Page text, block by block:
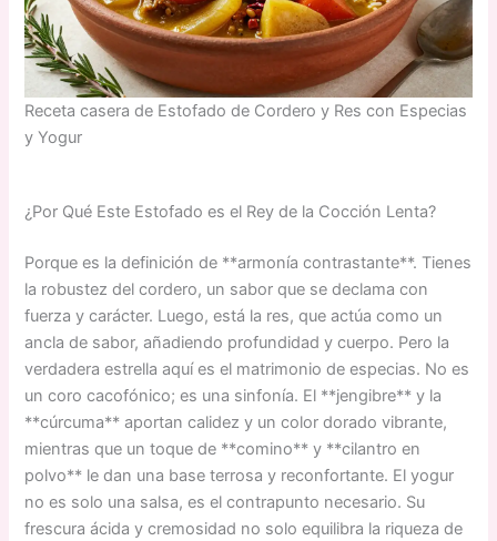
Receta casera de Estofado de Cordero y Res con Especias
y Yogur
¿Por Qué Este Estofado es el Rey de la Cocción Lenta?
Porque es la definición de **armonía contrastante**. Tienes
la robustez del cordero, un sabor que se declama con
fuerza y carácter. Luego, está la res, que actúa como un
ancla de sabor, añadiendo profundidad y cuerpo. Pero la
verdadera estrella aquí es el matrimonio de especias. No es
un coro cacofónico; es una sinfonía. El **jengibre** y la
**cúrcuma** aportan calidez y un color dorado vibrante,
mientras que un toque de **comino** y **cilantro en
polvo** le dan una base terrosa y reconfortante. El yogur
no es solo una salsa, es el contrapunto necesario. Su
frescura ácida y cremosidad no solo equilibra la riqueza de